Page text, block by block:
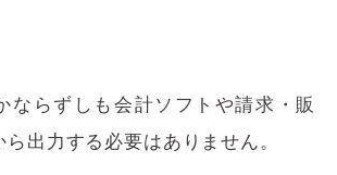
ならずしも会計ソフトや請求・販
出力する必要はありません。